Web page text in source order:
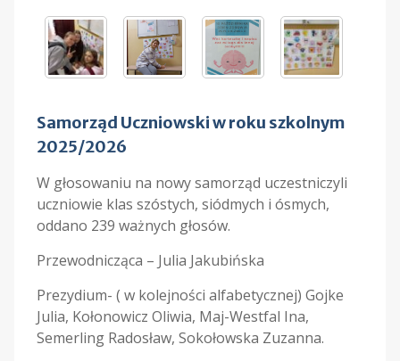
Samorząd Uczniowskiw roku szkolnym
2025/2026
W głosowaniu na nowy samorząd uczestniczyli
uczniowie klas szóstych, siódmych i ósmych,
oddano 239 ważnych głosów.
Przewodnicząca – Julia Jakubińska
Prezydium- ( w kolejności alfabetycznej) Gojke
Julia, Kołonowicz Oliwia, Maj-Westfal Ina,
Semerling Radosław, Sokołowska Zuzanna.